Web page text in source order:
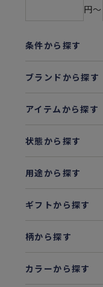
円〜
条件から探す
ブランドから探す
アイテムから探す
状態から探す
用途から探す
ギフトから探す
柄から探す
カラーから探す